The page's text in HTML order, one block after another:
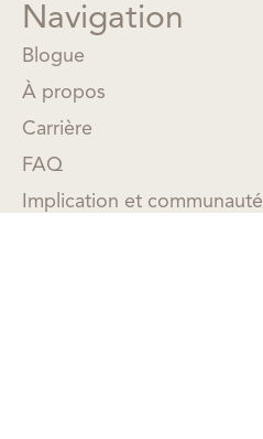
Navigation
Blogue
À propos
Carrière
FAQ
Implication et communauté